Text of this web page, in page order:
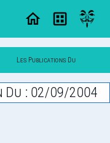
Les Publications Du
02/09/2004
Du : 02/09/2004